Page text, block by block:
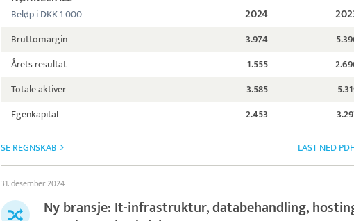
Beløp i DKK 1 000 2024
Bruttomargin 3.974
Årets resultat
1.555
Totale aktiver
3.585
Egenkapital
2.453
SE REGNSKAB LAST NED PDF
31. desember 2024
Ny bransje: It-infrastruktur, databehandling,